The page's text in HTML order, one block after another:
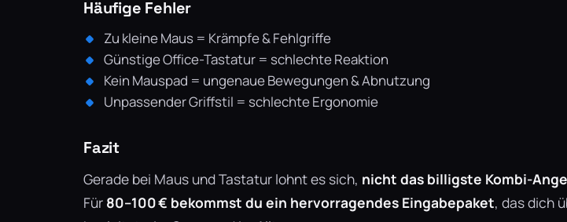
Häufige Fehler
Zu kleine Maus = Krämpfe & Fehlgriffe
Günstige Office-Tastatur = schlechte Reaktion
Kein Mauspad = ungenaue Bewegungen & Abnutzung
Unpassender Griffstil = schlechte Ergonomie
Fazit
Gerade bei Maus und Tastatur lohnt es sich, nicht das billigste Kombi-
Für 80–100 € bekommst du ein hervorragendes Eingabepaket, das dich